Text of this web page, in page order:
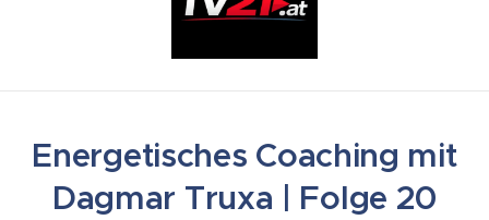
Energetisches Coaching mit
Dagmar Truxa | Folge 20